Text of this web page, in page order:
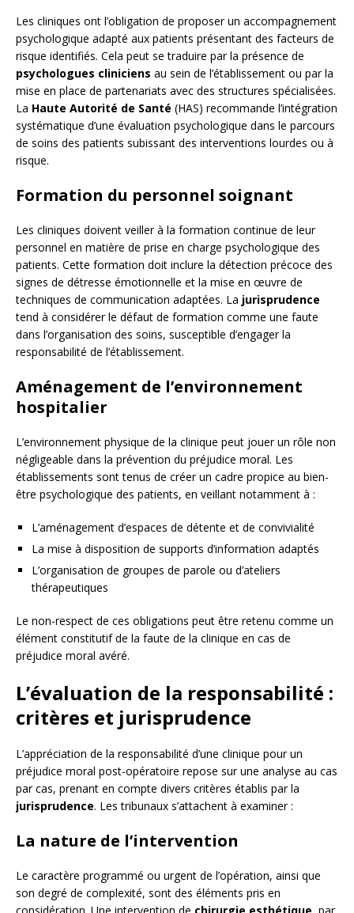
Les cliniques ont l’obligation de proposer un accompagnement
psychologique adapté aux patients présentant des facteurs de
risque identifiés. Cela peut se traduire par la présence de
psychologues cliniciens au sein de l’établissement ou par la
mise en place de partenariats avec des structures spécialisées.
La Haute Autorité de Santé (HAS) recommande l’intégration
systématique d’une évaluation psychologique dans le parcours
de soins des patients subissant des interventions lourdes ou à
risque.
Formation du personnel soignant
Les cliniques doivent veiller à la formation continue de leur
personnel en matière de prise en charge psychologique des
patients. Cette formation doit inclure la détection précoce des
signes de détresse émotionnelle et la mise en œuvre de
techniques de communication adaptées. La jurisprudence
tend à considérer le défaut de formation comme une faute
dans l’organisation des soins, susceptible d’engager la
responsabilité de l’établissement.
Aménagement de l’environnement
hospitalier
L’environnement physique de la clinique peut jouer un rôle non
négligeable dans la prévention du préjudice moral. Les
établissements sont tenus de créer un cadre propice au bien-
être psychologique des patients, en veillant notamment à :
L’aménagement d’espaces de détente et de convivialité
La mise à disposition de supports d’information adaptés
L’organisation de groupes de parole ou d’ateliers
thérapeutiques
Le non-respect de ces obligations peut être retenu comme un
élément constitutif de la faute de la clinique en cas de
préjudice moral avéré.
L’évaluation de la responsabilité :
critères et jurisprudence
L’appréciation de la responsabilité d’une clinique pour un
préjudice moral post-opératoire repose sur une analyse au cas
par cas, prenant en compte divers critères établis par la
jurisprudence. Les tribunaux s’attachent à examiner :
La nature de l’intervention
Le caractère programmé ou urgent de l’opération, ainsi que
son degré de complexité, sont des éléments pris en